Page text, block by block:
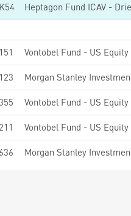
Vontobel Fund - US Equity
Vontobel Fund - US Equity
Vontobel Fund - US